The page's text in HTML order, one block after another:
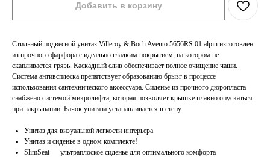
Добавить в корзину
Стильный подвесной унитаз Villeroy & Boch Avento 5656RS 01 alpin изготовлен
из прочного фарфора с идеально гладким покрытием, на котором не
скапливается грязь. Каскадный слив обеспечивает полное очищение чаши.
Система антивсплеска препятствует образованию брызг в процессе
использования сантехнического аксессуара. Сиденье из прочного дюропласта
снабжено системой микролифта, которая позволяет крышке плавно опускаться
при закрывании. Бачок унитаза устанавливается в стену.
Унитаз для визуальной легкости интерьера
Унитаз и сиденье в одном комплекте!
SlimSeat — ультраплоское сиденье для оптимального комфорта